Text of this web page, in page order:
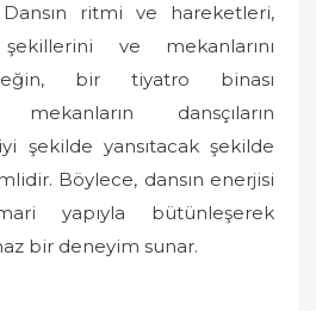
ritmi ve hareketleri,
ve mekanlarını
bir tiyatro binası
dansçıların
şekilde yansıtacak şekilde
Böylece, dansın enerjisi
yapıyla bütünleşerek
bir deneyim sunar.